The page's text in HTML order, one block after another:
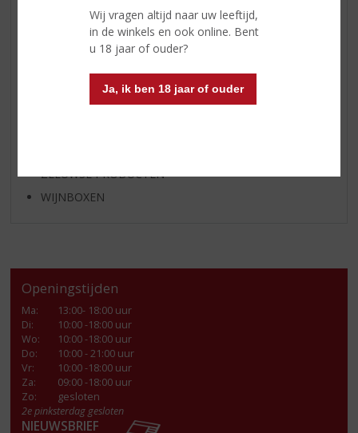
Wij vragen altijd naar uw leeftijd,
in de winkels en ook online. Bent
u 18 jaar of ouder?
Ja, ik ben 18 jaar of ouder
KANT EN KLAAR
FRISDRANK
GLASWERK
GESCHENKVERPAKKING
(RELATIE)GESCHENKEN
ZEEUWSE PRODUCTEN
WIJNBOXEN
Openingstijden
Ma:
13:00- 18:00 uur
Di:
10:00 -18:00 uur
Wo:
10:00 -18:00 uur
Do:
10:00 - 21:00 uur
Vr:
10:00 -18:00 uur
Za:
09:00 -18:00 uur
Zo:
gesloten
2e pinksterdag gesloten
NIEUWSBRIEF